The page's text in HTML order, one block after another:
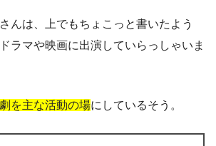
んは、上でもちょこっと書いたよう
ラマや映画に出演していらっしゃいま
を主な活動の場にしているそう。